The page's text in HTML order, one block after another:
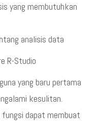
yang membutuhkan
analisis data
R-Studio
yang baru pertama
kesulitan.
fungsi dapat membuat